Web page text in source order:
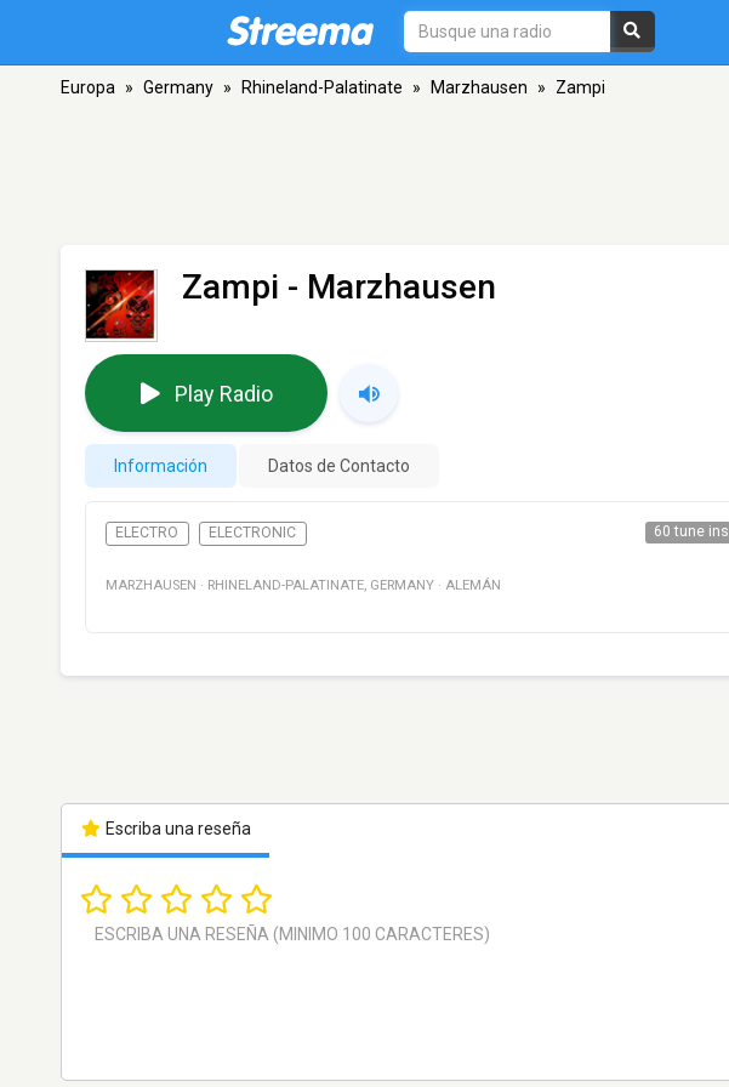
Europa » Germany » Rhineland-Palatinate » Marzhausen » Zampi
Zampi - Marzhausen
Play Radio
Información Datos de Contacto
ELECTRO ELECTRONIC 60 tune ins
MARZHAUSEN · RHINELAND-PALATINATE, GERMANY · ALEMÁN
Escriba una reseña